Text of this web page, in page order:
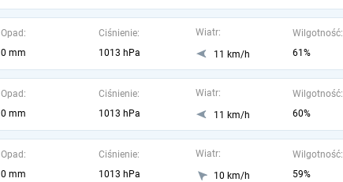
Opad:
0 mm
Ciśnienie:
1013 hPa
Wiatr:
11 km/h
Wilgotność:
61%
Opad:
0 mm
Ciśnienie:
1013 hPa
Wiatr:
11 km/h
Wilgotność:
60%
Opad:
0 mm
Ciśnienie:
1013 hPa
Wiatr:
10 km/h
Wilgotność:
59%